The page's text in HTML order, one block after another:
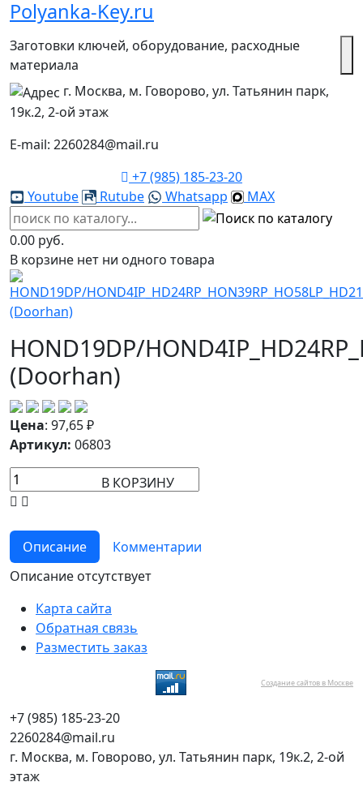
Polyanka-Key.ru
Заготовки ключей, оборудование, расходные
материала
г. Москва, м. Говорово, ул. Татьянин парк,
19к.2, 2-ой этаж
E-mail: 2260284@mail.ru
+7 (985) 185-23-20
Youtube
Rutube Whatsapp MAX
0.00 руб.
В корзине нет ни одного товара
HOND19DP/
(Doorhan)
Цена: 97,65₽
Артикул: 06803
В КОРЗИНУ
Описание
Комментарии
Описание отсутствует
Карта сайта
Обратная связь
Разместить заказ
Создание сайтов в Москве
+7 (985) 185-23-20
2260284@mail.ru
г. Москва, м. Говорово, ул. Татьянин парк, 19к.2, 2-ой
этаж